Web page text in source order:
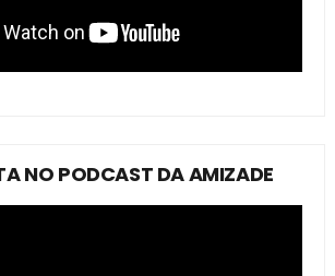
NO PODCAST DA AMIZADE